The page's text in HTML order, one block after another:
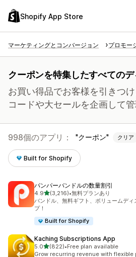
Shopify App Store
マーケティングとコンバージョン プロモー
クーポンを特集したすべての
お買い得品でお客様を引きつ
コードや大セールを企画して管
998個のアプリ： クーポン クリア
Built for Shopify
パンパーバンドルの数量割引
4.95つ星中
(3,216)
合計レビュー数：3216件
•無料プランあり
バンドル、無料ギフト、ボリュームデ
プ！
Built for Shopify
Kaching Subscriptions App
5.05つ星中
(822)
合計レビュー数：822件
•Free plan available
Grow recurring revenue with flexible